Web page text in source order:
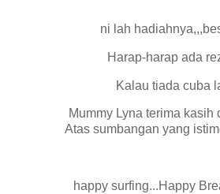
ni lah
Harap-harap ada
Kalau tiada cuba
Mummy Lyna terima kasih
Atas sumbangan yang
happy surfing...Happy